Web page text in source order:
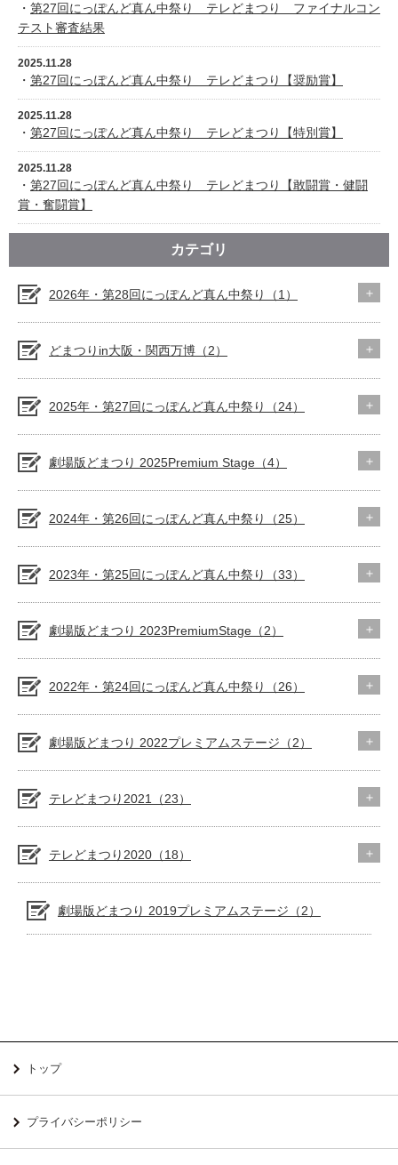
・ 第27回にっぽんど真ん中祭り テレどまつり ファイナルコン
テスト審査結果
2025.11.28
・ 第27回にっぽんど真ん中祭り テレどまつり【奨励賞】
2025.11.28
・ 第27回にっぽんど真ん中祭り テレどまつり【特別賞】
2025.11.28
・ 第27回にっぽんど真ん中祭り テレどまつり【敢闘賞・健闘
賞・奮闘賞】
カテゴリ
2026年・第28回にっぽんど真ん中祭り（1）
どまつりin大阪・関西万博（2）
2025年・第27回にっぽんど真ん中祭り（24）
劇場版どまつり 2025Premium Stage（4）
2024年・第26回にっぽんど真ん中祭り（25）
2023年・第25回にっぽんど真ん中祭り（33）
劇場版どまつり 2023PremiumStage（2）
2022年・第24回にっぽんど真ん中祭り（26）
劇場版どまつり 2022プレミアムステージ（2）
テレどまつり2021（23）
テレどまつり2020（18）
劇場版どまつり 2019プレミアムステージ（2）
トップ
プライバシーポリシー